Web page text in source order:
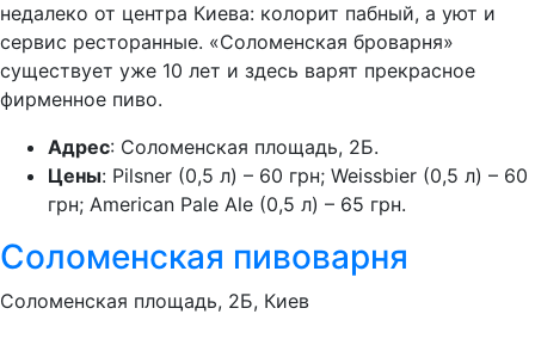
недалеко от центра Киева: колорит пабный, а уют и
сервис ресторанные. «Соломенская броварня»
существует уже 10 лет и здесь варят прекрасное
фирменное пиво.
Адрес: Соломенская площадь, 2Б.
Цены: Pilsner (0,5 л) – 60 грн; Weissbier (0,5 л) – 60
грн; American Pale Ale (0,5 л) – 65 грн.
Соломенская пивоварня
Соломенская площадь, 2Б, Киев